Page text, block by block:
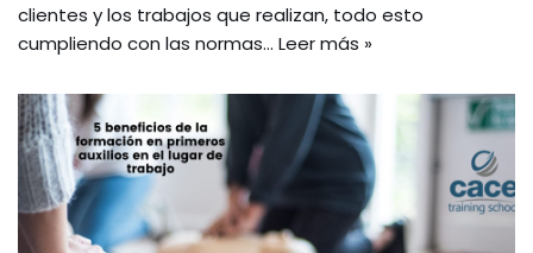
clientes y los trabajos que realizan, todo esto
cumpliendo con las normas… Leer más »